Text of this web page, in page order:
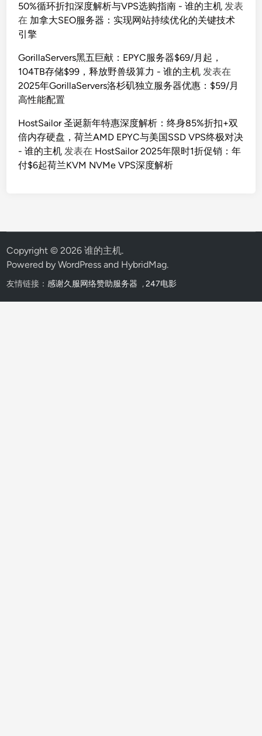
50%循环折扣深度解析与VPS选购指南 - 谁的主机 发表
在 加拿大SEO服务器：实现网站持续优化的关键技术
引擎
GorillaServers黑五巨献：EPYC服务器$69/月起，
104TB存储$99，释放野兽级算力 - 谁的主机 发表在
2025年GorillaServers洛杉矶独立服务器优惠：$59/月
高性能配置
HostSailor 圣诞新年特惠深度解析：终身85%折扣+双
倍内存硬盘，荷兰AMD EPYC与美国SSD VPS终极对决
- 谁的主机 发表在 HostSailor 2025年限时1折促销：年
付$6起荷兰KVM NVMe VPS深度解析
Copyright © 2026谁的主机.
Powered byWordPress and HybridMag.
友情链接：感谢久服网络赞助服务器 ,247电影